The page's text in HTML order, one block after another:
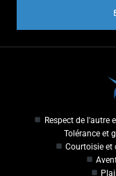
Respect de l'autre
Tolérance et
Courtoisie et